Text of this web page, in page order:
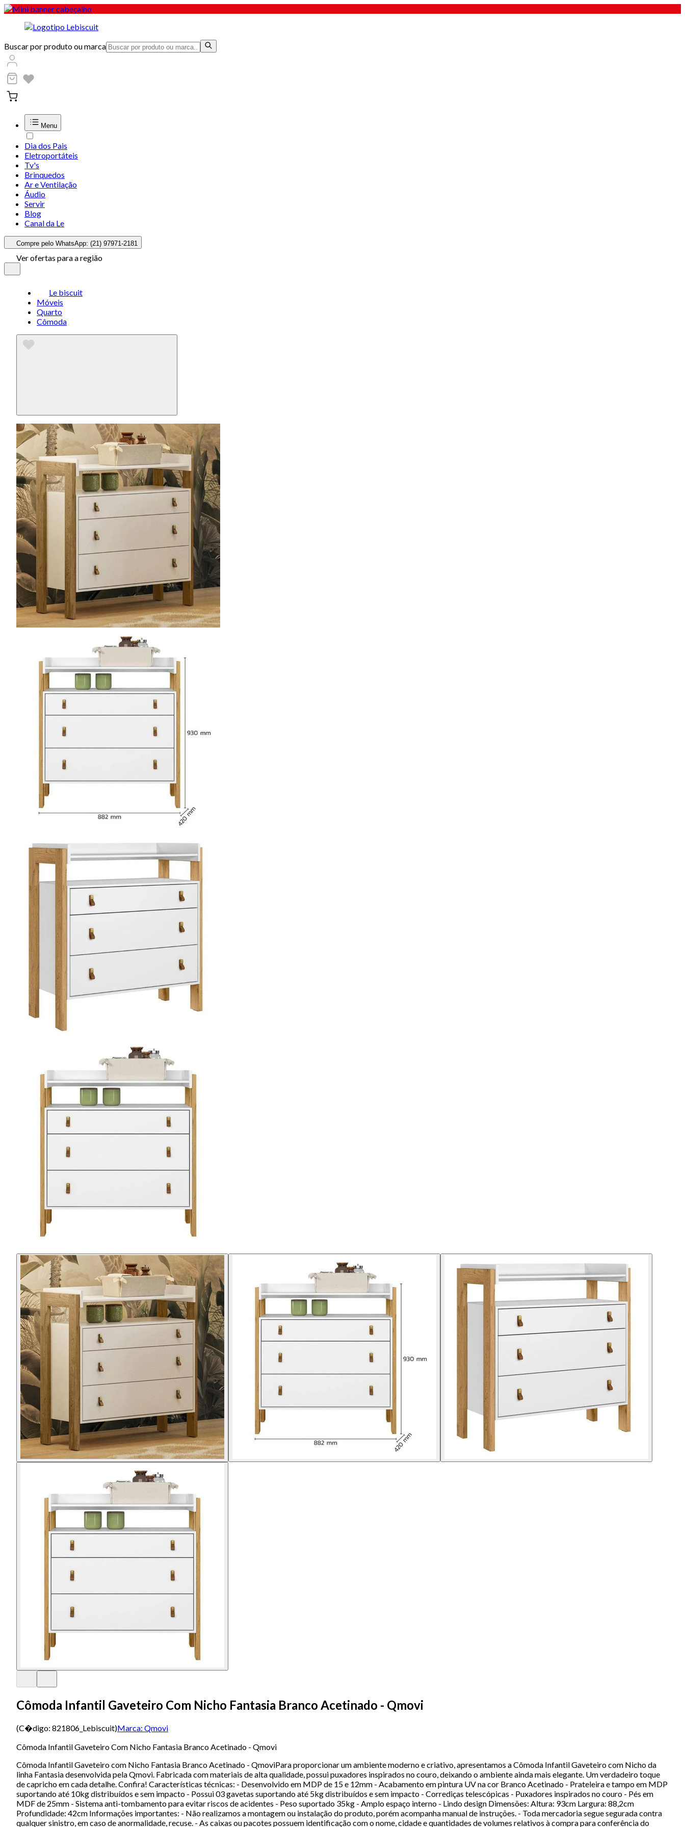
Buscar por produto ou marca
Menu
Dia dos Pais
Eletroportáteis
Tv's
Brinquedos
Ar e Ventilação
Áudio
Servir
Blog
Canal da Le
Compre pelo WhatsApp: (21) 97971-2181
Ver ofertas para a região
Le biscuit
Móveis
Quarto
Cômoda
Cômoda Infantil Gaveteiro Com Nicho Fantasia Branco Acetinado - Qmovi
(C�digo: 821806_Lebiscuit)Marca: Qmovi
Cômoda Infantil Gaveteiro Com Nicho Fantasia Branco Acetinado - Qmovi
Cômoda Infantil Gaveteiro com Nicho Fantasia Branco Acetinado - QmoviPara proporcionar um ambiente moderno e criativo, apresentamos a Cômoda Infantil Gaveteiro com Nicho da
linha Fantasia desenvolvida pela Qmovi. Fabricada com materiais de alta qualidade, possui puxadores inspirados no couro, deixando o ambiente ainda mais elegante. Um verdadeiro toque
de capricho em cada detalhe. Confira! Características técnicas: - Desenvolvido em MDP de 15 e 12mm - Acabamento em pintura UV na cor Branco Acetinado - Prateleira e tampo em MDP
suportando até 10kg distribuídos e sem impacto - Possui 03 gavetas suportando até 5kg distribuídos e sem impacto - Corrediças telescópicas - Puxadores inspirados no couro - Pés em
MDF de 25mm - Sistema anti-tombamento para evitar riscos de acidentes - Peso suportado 35kg - Amplo espaço interno - Lindo design Dimensões: Altura: 93cm Largura: 88,2cm
Profundidade: 42cm Informações importantes: - Não realizamos a montagem ou instalação do produto, porém acompanha manual de instruções. - Toda mercadoria segue segurada contra
qualquer sinistro, em caso de anormalidade, recuse. - As caixas ou pacotes possuem identificação com o nome, cidade e quantidades de volumes relativos à compra para conferência do